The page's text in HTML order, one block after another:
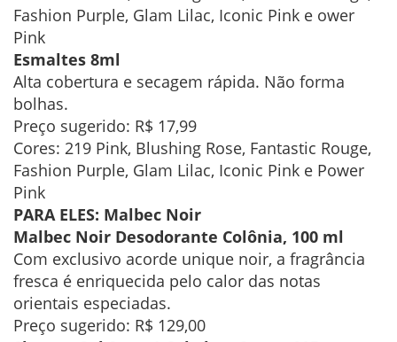
Fashion Purple, Glam Lilac, Iconic Pink e ower
Pink
Esmaltes 8ml
Alta cobertura e secagem rápida. Não forma
bolhas.
Preço sugerido: R$ 17,99
Cores: 219 Pink, Blushing Rose, Fantastic Rouge,
Fashion Purple, Glam Lilac, Iconic Pink e Power
Pink
PARA ELES: Malbec Noir
Malbec Noir Desodorante Colônia, 100 ml
Com exclusivo acorde unique noir, a fragrância
fresca é enriquecida pelo calor das notas
orientais especiadas.
Preço sugerido: R$ 129,00